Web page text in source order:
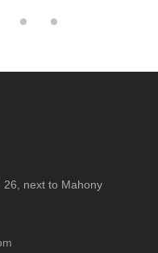
26, next to Mahony